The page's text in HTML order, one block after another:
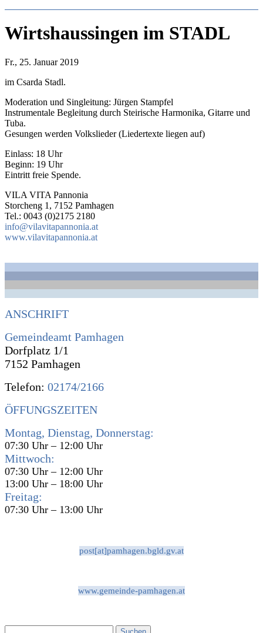
Wirtshaussingen im STADL
Fr., 25. Januar 2019
im Csarda Stadl.
Moderation und Singleitung: Jürgen Stampfel
Instrumentale Begleitung durch Steirische Harmonika, Gitarre und
Tuba.
Gesungen werden Volkslieder (Liedertexte liegen auf)
Einlass: 18 Uhr
Beginn: 19 Uhr
Eintritt freie Spende.
VILA VITA Pannonia
Storcheng 1, 7152 Pamhagen
Tel.: 0043 (0)2175 2180
info@vilavitapannonia.at
www.vilavitapannonia.at
ANSCHRIFT
Gemeindeamt Pamhagen
Dorfplatz 1/1
7152 Pamhagen
Telefon: 02174/2166
ÖFFUNGSZEITEN
Montag, Dienstag, Donnerstag:
07:30 Uhr – 12:00 Uhr
Mittwoch:
07:30 Uhr – 12:00 Uhr
13:00 Uhr – 18:00 Uhr
Freitag:
07:30 Uhr – 13:00 Uhr
post[at]pamhagen.bgld.gv.at
www.gemeinde-pamhagen.at